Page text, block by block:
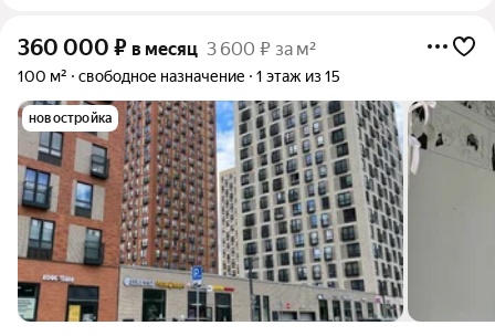
360 000 ₽ в месяц 3 600 ₽ за м²
100 м² свободное назначение 1 этаж из 15
новостройка